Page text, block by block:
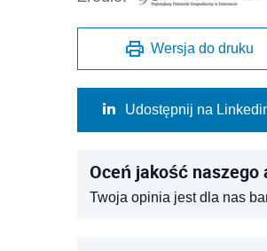
Wersja do druku
Udostępnij na
Oceń jakość naszego
Twoja opinia jest dla nas